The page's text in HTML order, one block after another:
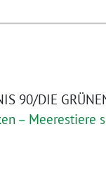
90/DIE
– Meerestiere